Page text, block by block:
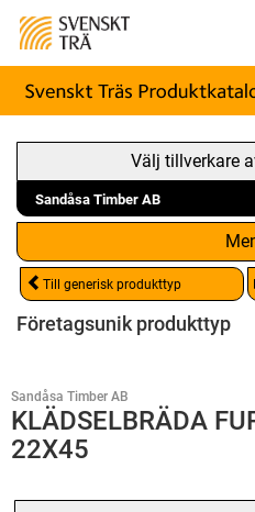
Välj tillverkare
Till generisk produkttyp
Företagsunik produkttyp
Sandåsa Timber AB
KLÄDSELBRÄDA
22X45